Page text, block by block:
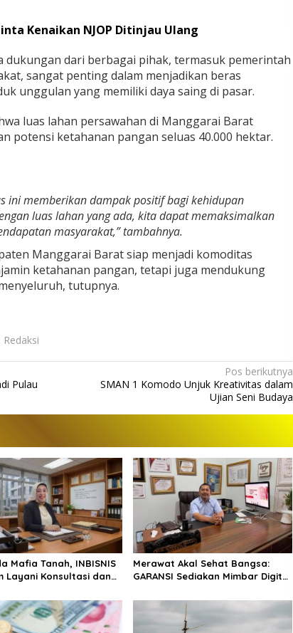
Kenaikan NJOP Ditinjau Ulang
dukungan dari berbagai pihak, termasuk pemerintah
sangat penting dalam menjadikan beras
unggulan yang memiliki daya saing di pasar.
luas lahan persawahan di Manggarai Barat
potensi ketahanan pangan seluas 40.000 hektar.
ini memberikan dampak positif bagi kehidupan
luas lahan yang ada, kita dapat memaksimalkan
masyarakat,” tambahnya.
Manggarai Barat siap menjadi komoditas
ketahanan pangan, tetapi juga mendukung
tutupnya.
Redaksi
Pulau
Pos berikutnya
SMAN 1 Komodo Unjuk Kreativitas dalam
Ujian Seni Budaya
Mafia Tanah, INBISNIS
Layani Konsultasi dan
Barat
Merawat Akal Sehat Bangsa:
GARANSI Sediakan Mimbar Digital